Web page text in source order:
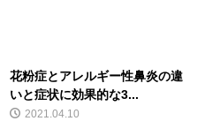
花粉症とアレルギー性鼻炎の違
いと症状に効果的な3...
2021.04.10